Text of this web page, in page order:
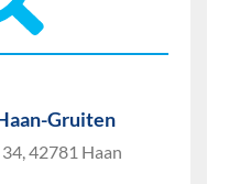
Gruiten
42781 Haan